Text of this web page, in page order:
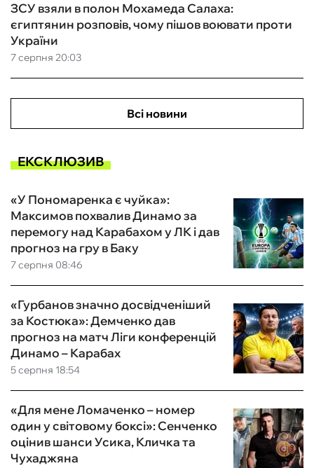
7 серпня 20:03
ЗСУ взяли в полон Мохамеда Салаха:
єгиптянин розповів, чому пішов воювати проти
України
Всі новини
ЕКСКЛЮЗИВ
7 серпня 08:46
«У Пономаренка є чуйка»:
Максимов похвалив Динамо за
перемогу над Карабахом у ЛК і дав
прогноз на гру в Баку
5 серпня 18:54
«Гурбанов значно досвідченіший
за Костюка»: Демченко дав
прогноз на матч Ліги конференцій
Динамо – Карабах
«Для мене Ломаченко – номер
один у світовому боксі»: Сенченко
оцінив шанси Усика, Кличка та
Чухаджяна